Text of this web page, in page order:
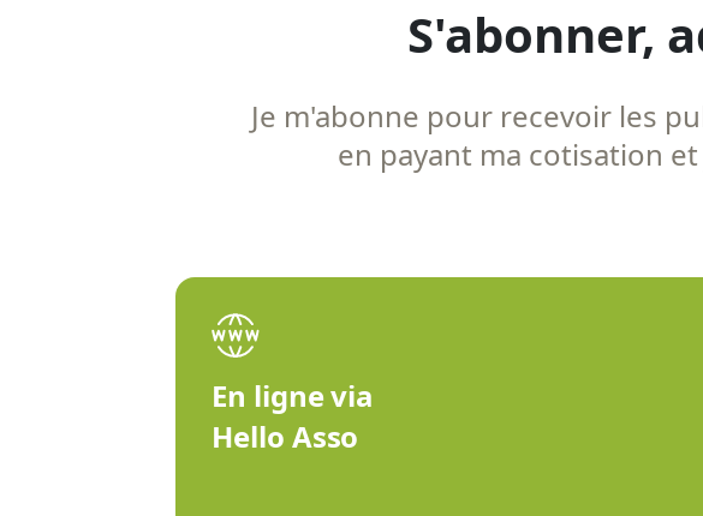
S'abonner,
Je m'abonne pour recevoir les
en payant ma cotisation
En ligne via
Hello Asso